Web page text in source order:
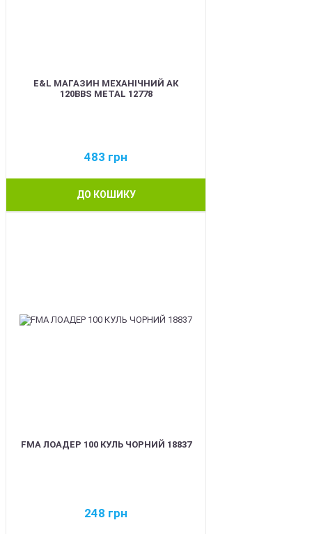
E&L МАГАЗИН МЕХАНІЧНИЙ АК
120BBS METAL 12778
483 грн
ДО КОШИКУ
FMA ЛОАДЕР 100 КУЛЬ ЧОРНИЙ 18837
248 грн